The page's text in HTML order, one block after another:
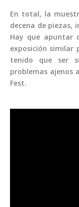
En total, la
decena de piezas,
Hay que apuntar
exposición similar
tenido que ser
problemas ajenos
Fest.